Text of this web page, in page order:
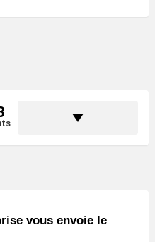
vous envoie le